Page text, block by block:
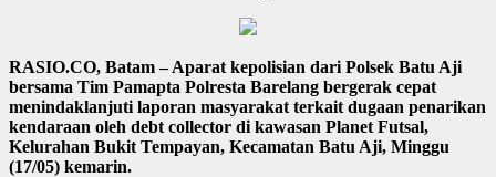
RASIO.CO, Batam – Aparat kepolisian dari Polsek Batu Aji
bersama Tim Pamapta Polresta Barelang bergerak cepat
menindaklanjuti laporan masyarakat terkait dugaan penarikan
kendaraan oleh debt collector di kawasan Planet Futsal,
Kelurahan Bukit Tempayan, Kecamatan Batu Aji, Minggu
(17/05) kemarin.